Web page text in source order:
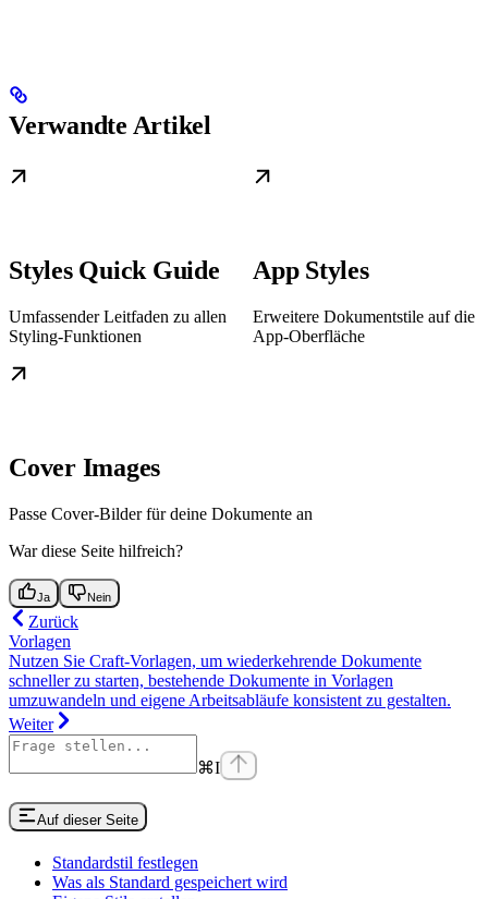
Verwandte Artikel
Styles Quick Guide
Umfassender Leitfaden zu allen
Styling-Funktionen
App Styles
Erweitere Dokumentstile auf die
App-Oberfläche
Cover Images
Passe Cover-Bilder für deine Dokumente an
War diese Seite hilfreich?
Ja Nein
Zurück
Vorlagen
Nutzen Sie Craft-Vorlagen, um wiederkehrende Dokumente
schneller zu starten, bestehende Dokumente in Vorlagen
umzuwandeln und eigene Arbeitsabläufe konsistent zu gestalten.
Weiter
⌘I
Auf dieser Seite
Standardstil festlegen
Was als Standard gespeichert wird